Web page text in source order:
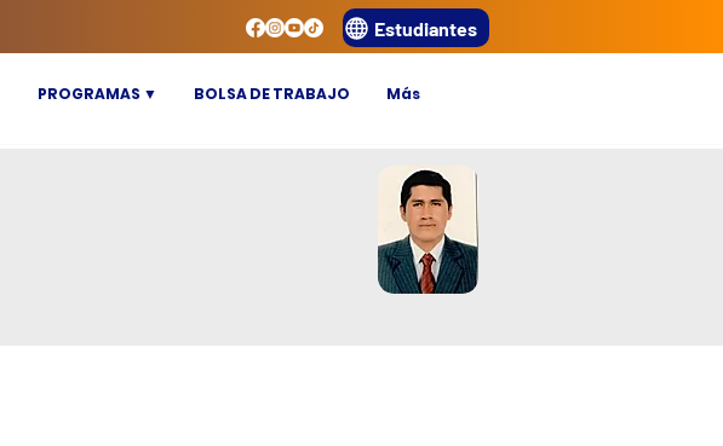
Estudiantes
PROGRAMAS ▼ BOLSA DE TRABAJO Más